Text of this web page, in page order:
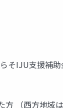
そIJU支援補
（西方地域